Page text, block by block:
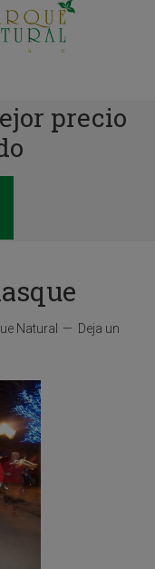
precio
Natural
Deja un